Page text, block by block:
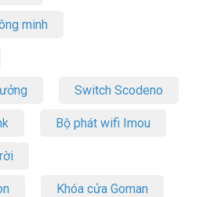
minh
Switch Scodeno
Bộ phát wifi Imou
Khóa cửa Goman